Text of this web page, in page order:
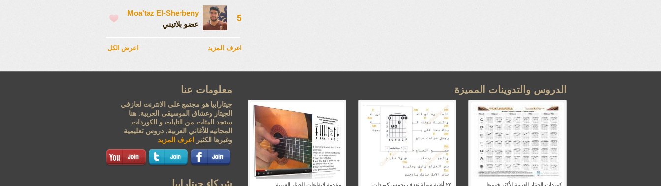
5
Moa'taz El-Sherbeny
عضو بلاتيني
اعرف المزيد اعرض الكل
الدروس والتدوينات المميزة
كوردات الجيتار العربية الأكثر شيوعا ٢٥ أغنية سهلة تعزف بخمس كوردات مقدمة لإيقاعات الجيتار العربية
معلومات عنا
جيتارابيا هو مجتمع على الانترنت لعازفي
الجيتار وعشاق الموسيقى العربية. هنا
ستجد المئات من التابات و الكوردات
المجانيه للأغاني العربية, دروس تعليمية
وغيرها الكثير
اعرف المزيد
شركاء جيتارابيا